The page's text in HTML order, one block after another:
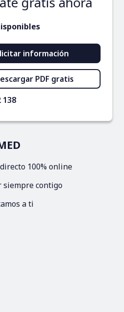
información
PDF gratis
138
100% online
siempre contigo
a ti